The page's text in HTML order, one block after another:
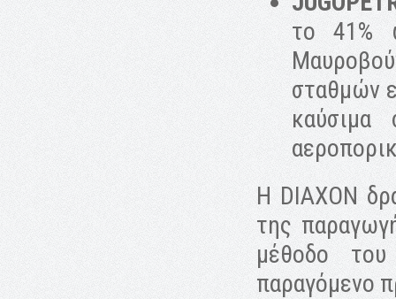
το 41%
σταθμών
H DIAXON
της
μέθοδο του
παραγόμενο